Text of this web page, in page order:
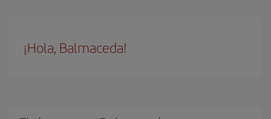
¡Hola, Balmaceda!